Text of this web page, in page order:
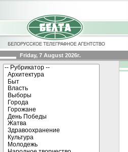
Friday, 7 August 2026г.